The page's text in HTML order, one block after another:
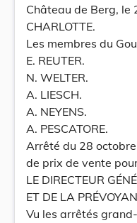
Château de Berg, le
CHARLOTTE.
Les membres du
E. REUTER.
N. WELTER.
A. LIESCH.
A. NEYENS.
A. PESCATORE.
Arrêté du 28
de prix de vente
LE DIRECTEUR
ET DE LA
Vu les arrêtés